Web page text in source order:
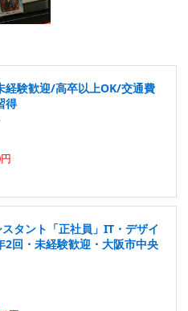
経験歓迎/高卒以上OK/交通費
得
タント「正社員」IT・デザイ
回・未経験歓迎・大阪市中央